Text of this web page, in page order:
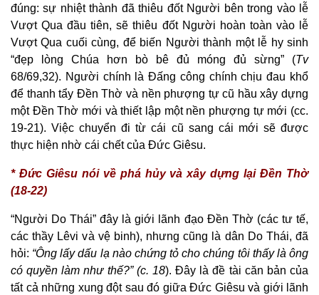
đúng: sự nhiệt thành đã thiêu đốt Người bên trong vào lễ
Vượt Qua đầu tiên, sẽ thiêu đốt Người hoàn toàn vào lễ
Vượt Qua cuối cùng, để biến Người thành một lễ hy sinh
“đẹp lòng Chúa hơn bò bê đủ móng đủ sừng” (Tv
68/69,32). Người chính là Đấng công chính chịu đau khổ
để thanh tẩy Đền Thờ và nền phượng tự cũ hầu xây dựng
một Đền Thờ mới và thiết lập một nền phượng tự mới (cc.
19-21). Việc chuyển đi từ cái cũ sang cái mới sẽ được
thực hiện nhờ cái chết của Đức Giêsu.
* Đức Giêsu nói về phá hủy và xây dựng lại Đền Thờ
(18-22)
“Người Do Thái” đây là giới lãnh đạo Đền Thờ (các tư tế,
các thầy Lêvi và vệ binh), nhưng cũng là dân Do Thái, đã
hỏi: “Ông lấy dấu lạ nào chứng tỏ cho chúng tôi thấy là ông
có quyền làm như thế?” (c. 18). Đây là đề tài căn bản của
tất cả những xung đột sau đó giữa Đức Giêsu và giới lãnh